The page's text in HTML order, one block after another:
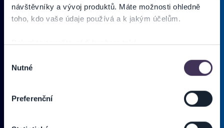
návštěvníky a vývoj produktů. Máte možnosti ohledně
toho, kdo vaše údaje používá a k jakým účelům.
Pokud to povolíte, rádi bychom také:
které mohou být přesné na několik metrů
skenování pro konkrétní charakteristiky (otisk prstu)
Zjistěte více o tom, jak zpracováváme vaše osobní
souhlasu
Nutné
Preferenční
PRIHLÁSIŤ SA KODBERU NOVINIEK
Pridajte sa do zoznamu odberateľov a doručte si najnovšie špeciálne